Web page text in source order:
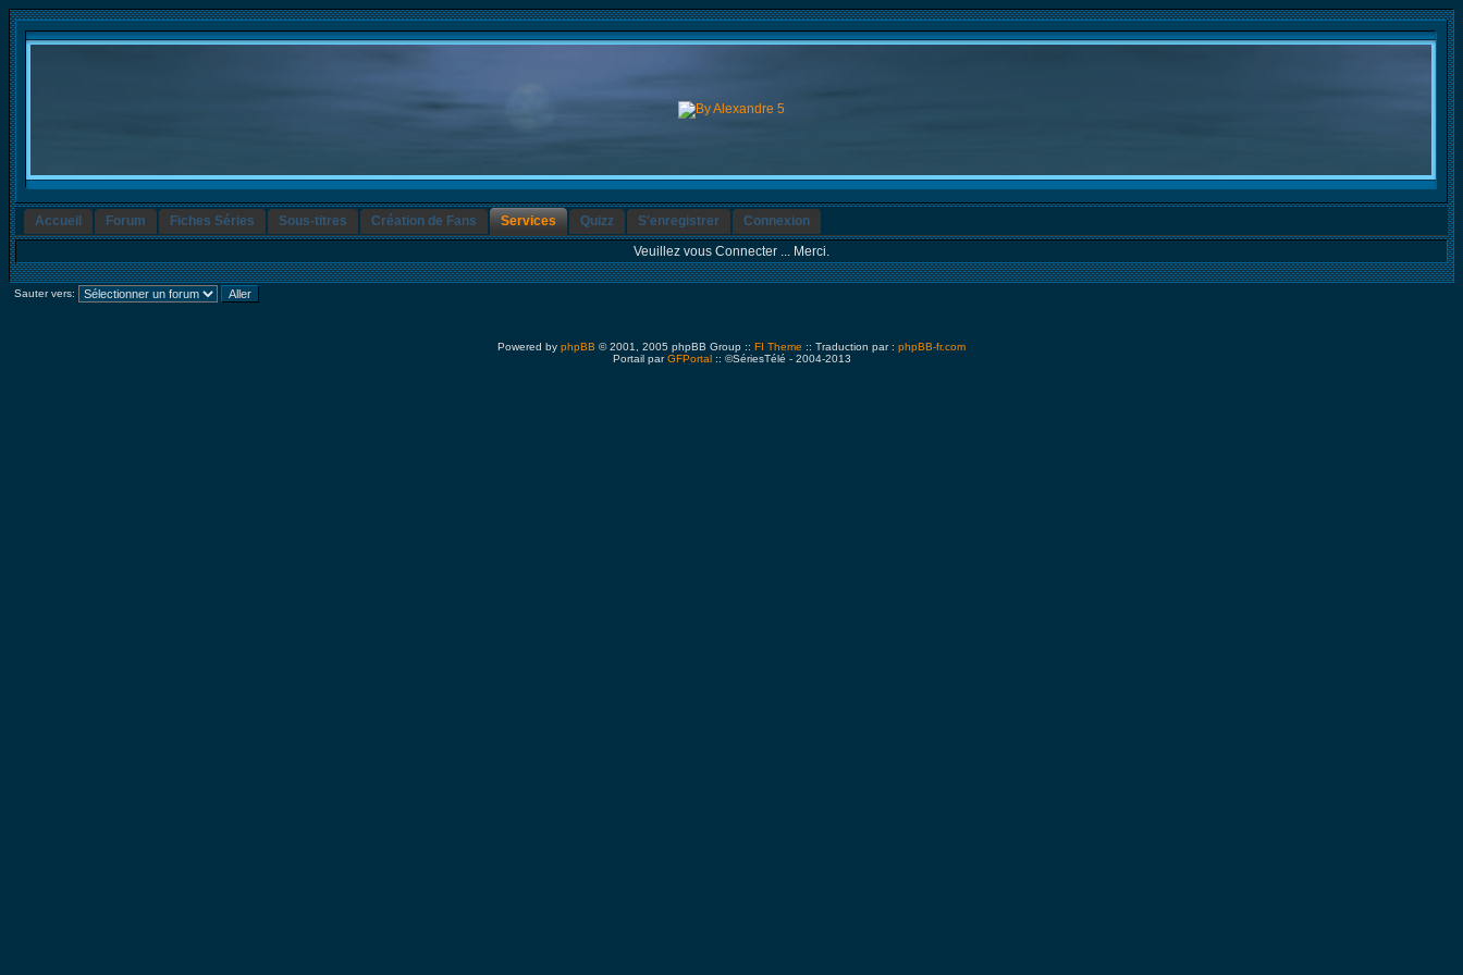
Accueil Forum Fiches Séries Sous-titres Création de Fans Services Quizz S'enregistrer
Connexion
Veuillez vous Connecter ... Merci.
Sauter vers:
Powered by phpBB © 2001, 2005 phpBB Group :: FI Theme :: Traduction par : phpBB-fr.com
Portail parGFPortal:: ©SériesTélé - 2004-2013